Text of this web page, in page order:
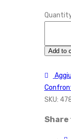
Add to
SKU: